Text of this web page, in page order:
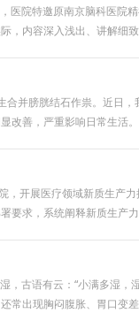
院特邀原南京脑科医院
，内容深入浅出、讲解细
并膀胱结石作祟。近日
改善，严重影响日常生活
开展医疗领域新质生产
要求，系统阐释新质生产
古语有云：“小满多湿，
常出现胸闷腹胀、胃口变差